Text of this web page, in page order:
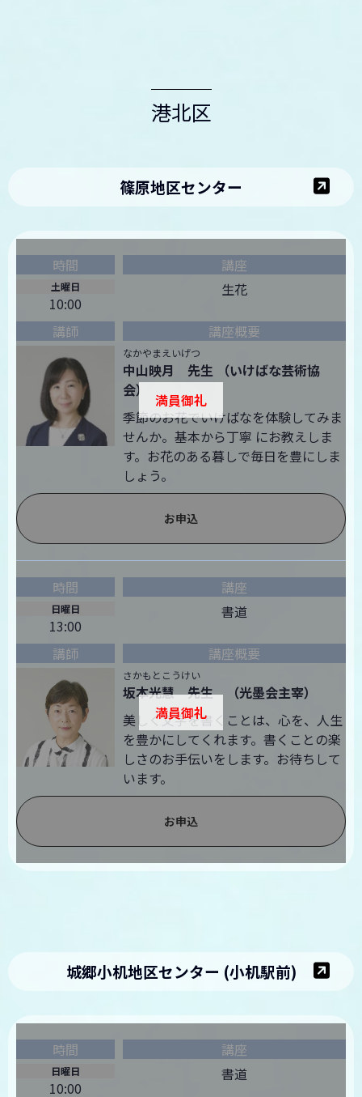
港北区
篠原地区センター
土曜日
10:00
生花
なかやまえいげつ
中山映月 先生 （いけばな芸術協
会）
季節のお花でいけばなを体験してみま
せんか。基本から丁寧 にお教えしま
す。お花のある暮しで毎日を豊にしま
しょう。
お申込
満員御礼
日曜日
13:00
書道
さかもとこうけい
坂本光慧 先生 （光墨会主宰）
美しく文字を書くことは、心を、人生
を豊かにしてくれます。書くことの楽
しさのお手伝いをします。お待ちして
います。
お申込
満員御礼
城郷小机地区センター (小机駅前)
日曜日
10:00
書道